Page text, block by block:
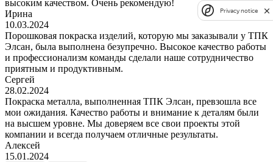
высоким качеством. Очень рекомендую!
Ирина
10.03.2024
Порошковая покраска изделий, которую мы заказывали у ТПК
Элсан, была выполнена безупречно. Высокое качество работы
и профессионализм команды сделали наше сотрудничество
приятным и продуктивным.
Сергей
28.02.2024
Покраска металла, выполненная ТПК Элсан, превзошла все
мои ожидания. Качество работы и внимание к деталям были
на высшем уровне. Мы доверяем все свои проекты этой
компании и всегда получаем отличные результаты.
Алексей
15.01.2024
Privacy notice